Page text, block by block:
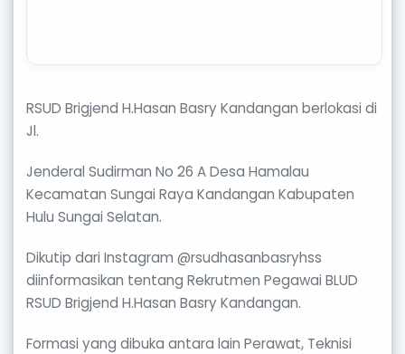
RSUD Brigjend H.Hasan Basry Kandangan berlokasi di
Jl.
Jenderal Sudirman No 26 A Desa Hamalau
Kecamatan Sungai Raya Kandangan Kabupaten
Hulu Sungai Selatan.
Dikutip dari Instagram @rsudhasanbasryhss
diinformasikan tentang Rekrutmen Pegawai BLUD
RSUD Brigjend H.Hasan Basry Kandangan.
Formasi yang dibuka antara lain Perawat, Teknisi